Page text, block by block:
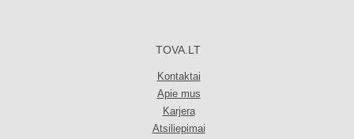
TOVA.LT
Kontaktai
Apie mus
Karjera
Atsiliepimai